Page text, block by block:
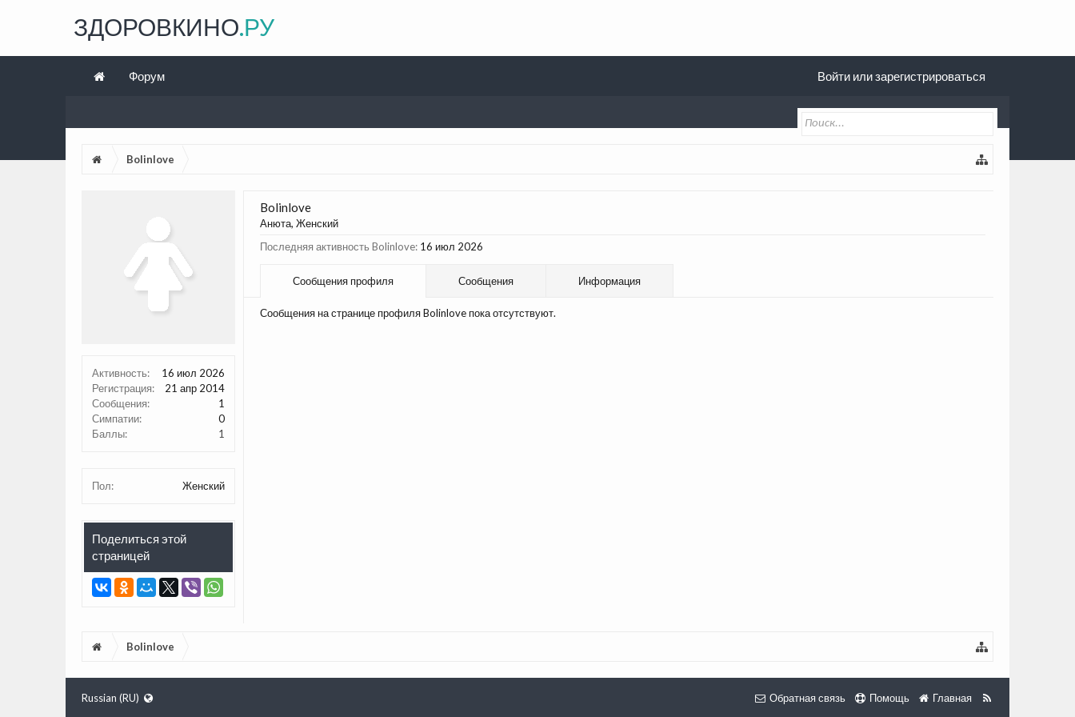
Bolinlove
Активность:
16 июл 2026
Регистрация:
21 апр 2014
Сообщения:
1
Симпатии:
0
Баллы:
1
Пол: Женский
Поделиться этой
страницей
Bolinlove
Анюта, Женский
Последняя активность Bolinlove: 16 июл 2026
Сообщения профиля Сообщения Информация
Сообщения на странице профиля Bolinlove пока отсутствуют.
Bolinlove
ЗДОРОВКИНО.РУ
Форум Войти или зарегистрироваться
Russian (RU) Обратная связь Помощь Главная